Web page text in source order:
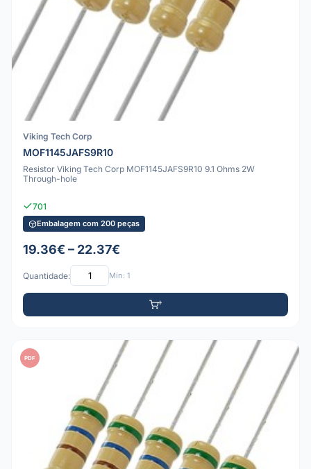
Viking Tech Corp
MOF1145JAFS9R10
Resistor Viking Tech Corp MOF1145JAFS9R10 9.1 Ohms 2W
Through-hole
701
Embalagem com 200 peças
19.36€ – 22.37€
Quantidade: Mín: 1
PDF